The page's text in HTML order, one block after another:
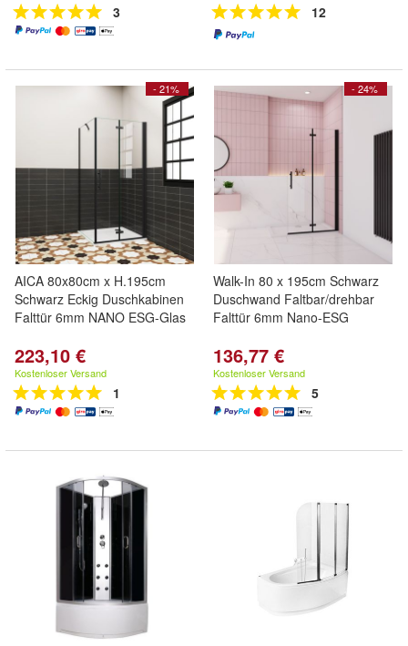
3 12
- 21%
AICA 80x80cm x H.195cm
Schwarz Eckig Duschkabinen
Falttür 6mm NANO ESG-Glas
223,10 €
Kostenloser Versand
1
- 24%
Walk-In 80 x 195cm Schwarz
Duschwand Faltbar/drehbar
Falttür 6mm Nano-ESG
136,77 €
Kostenloser Versand
5